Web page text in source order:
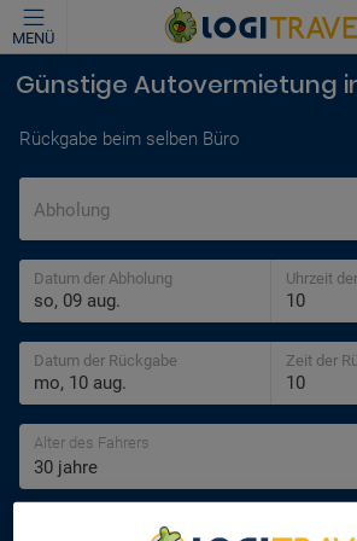
MENÜ
Günstige Autovermietung
Rückgabe beim selben Büro
Abholung
Datum der Abholung Uhrzeit
Datum der Rückgabe Zeit der
Alter des Fahrers
30 jahre